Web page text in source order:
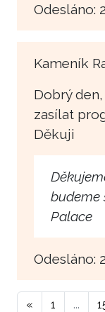
Odesláno:
Kameník
Dobrý
zasílat
Děkuji
budeme
Palace
Odesláno:
« 1 ...